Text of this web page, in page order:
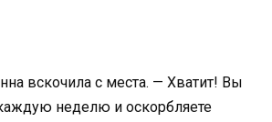
вскочила с места. — Хватит! Вы
неделю и оскорбляете